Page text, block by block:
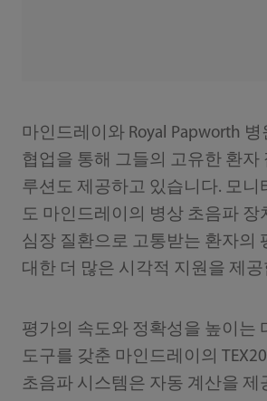
마인드레이와 Royal Papworth
협업을 통해 그들의 고유한 환자
루션도 제공하고 있습니다. 모니
도 마인드레이의 병상 초음파 장
심장 질환으로 고통받는 환자의
대한 더 많은 시각적 지원을 제공
평가의 속도와 정확성을 높이는
도구를 갖춘 마인드레이의
초음파 시스템은 자동 계산을 제